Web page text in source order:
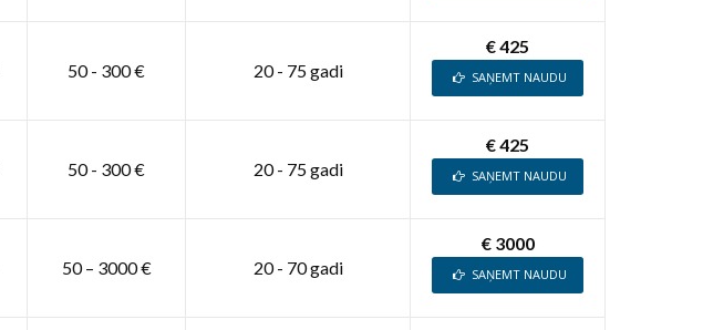
50 - 300 € 20 - 75 gadi
€ 425
SAŅEMT NAUDU
50 - 300 € 20 - 75 gadi
€ 425
SAŅEMT NAUDU
50 – 3000 € 20 - 70 gadi
€ 3000
SAŅEMT NAUDU